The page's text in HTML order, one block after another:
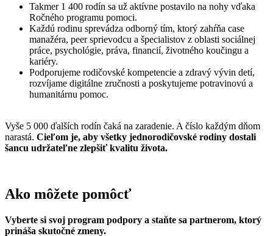
Takmer 1 400 rodín sa už aktívne postavilo na nohy vďaka
Ročného programu pomoci.
Každú rodinu sprevádza odborný tím, ktorý zahŕňa case
manažéra, peer sprievodcu a špecialistov z oblasti sociálnej
práce, psychológie, práva, financií, životného koučingu a
kariéry.
Podporujeme rodičovské kompetencie a zdravý vývin detí,
rozvíjame digitálne zručnosti a poskytujeme potravinovú a
humanitárnu pomoc.
Vyše 5 000 ďalších rodín čaká na zaradenie. A číslo každým dňom
narastá. Cieľom je, aby všetky jednorodičovské rodiny dostali
šancu udržateľne zlepšiť kvalitu života.
Ako môžete pomôcť
Vyberte si svoj program podpory a staňte sa partnerom, ktorý
prináša skutočné zmeny.